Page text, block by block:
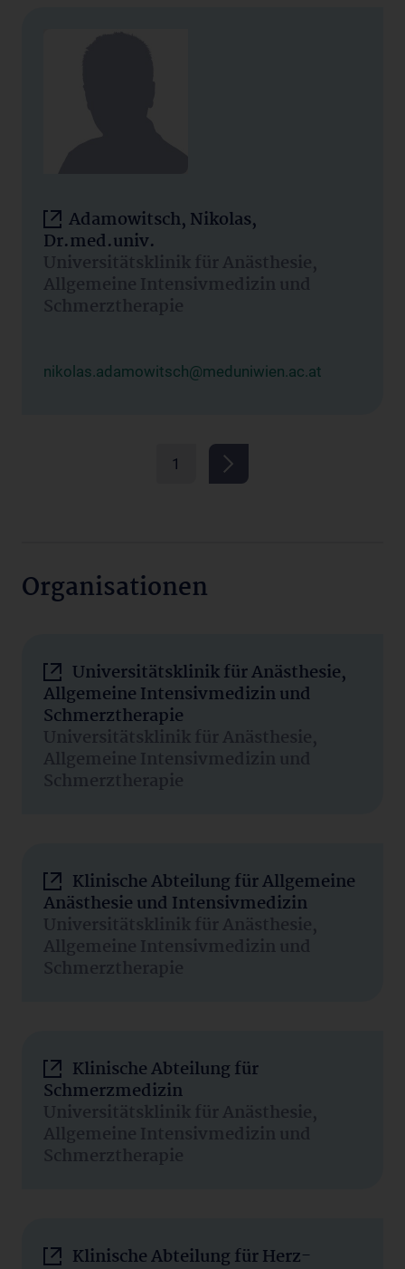
Adamowitsch, Nikolas,
Dr.med.univ.
Universitätsklinik für Anästhesie,
Allgemeine Intensivmedizin und
Schmerztherapie
nikolas.adamowitsch@meduniwien.ac.at
1
Organisationen
Universitätsklinik für Anästhesie,
Allgemeine Intensivmedizin und
Schmerztherapie
Universitätsklinik für Anästhesie,
Allgemeine Intensivmedizin und
Schmerztherapie
Klinische Abteilung für Allgemeine
Anästhesie und Intensivmedizin
Universitätsklinik für Anästhesie,
Allgemeine Intensivmedizin und
Schmerztherapie
Klinische Abteilung für
Schmerzmedizin
Universitätsklinik für Anästhesie,
Allgemeine Intensivmedizin und
Schmerztherapie
Klinische Abteilung für Herz-